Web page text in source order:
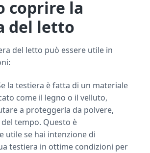
coprire la
del letto
del letto può essere utile in
la testiera è fatta di un materiale
come il legno o il velluto,
a proteggerla da polvere,
tempo. Questo è
utile se hai intenzione di
testiera in ottime condizioni per